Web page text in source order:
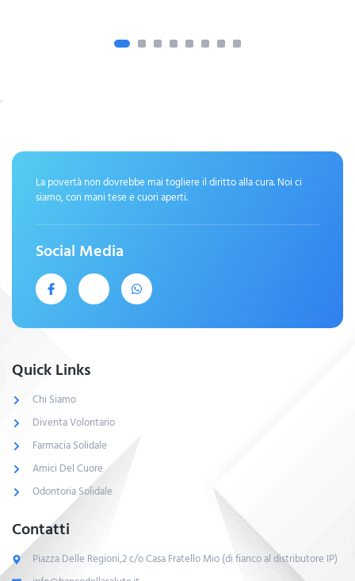
La povertà non dovrebbe mai togliere il diritto alla cura. Noi ci
siamo, con mani tese e cuori aperti.
Social Media
Quick Links
Chi Siamo
Diventa Volontario
Farmacia Solidale
Amici Del Cuore
Odontoria Solidale
Contatti
Piazza Delle Regioni,2 c/o Casa Fratello Mio (di fianco al distributore IP)